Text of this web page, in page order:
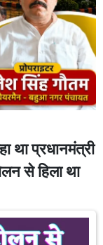
प्रधानमंत्री
से हिला था